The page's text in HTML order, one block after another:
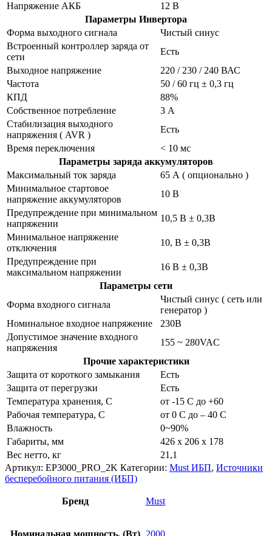
Напряжение АКБ
12 В
Параметры Инвертора
Форма выходного сигнала
Чистый синус
Встроенный контроллер заряда от
сети
Есть
Выходное напряжение
220 / 230 / 240 ВАС
Частота
50 / 60 гц ± 0,3 гц
КПД
88%
Собственное потребление
3 А
Стабилизация выходного
напряжения ( AVR )
Есть
Время переключения
< 10 мс
Параметры заряда аккумуляторов
Максимальный ток заряда
65 А ( опционально )
Минимальное стартовое
напряжение аккумуляторов
10 В
Предупреждение при минимальном
напряжении
10,5 В ± 0,3В
Минимальное напряжение
отключения
10, В ± 0,3В
Предупреждение при
максимальном напряжении
16 В ± 0,3В
Параметры сети
Форма входного сигнала
Чистый синус ( сеть или
генератор )
Номинальное входное напряжение
230В
Допустимое значение входного
напряжения
155 ~ 280VAC
Прочие характеристики
Защита от короткого замыкания
Есть
Защита от перегрузки
Есть
Температура хранения, С
от -15 С до +60
Рабочая температура, С
от 0 С до – 40 С
Влажность
0~90%
Габариты, мм
426 x 206 x 178
Вес нетто, кг
21,1
Артикул: EP3000_PRO_2K Категории: Must ИБП, Источники
бесперебойного питания (ИБП)
Бренд Must